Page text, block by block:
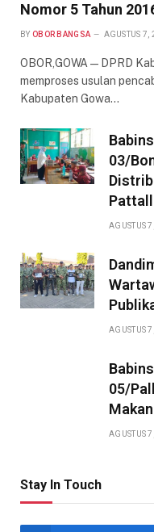
Nomor 5 Tahun
BY OBOR BANGSA AGUSTUS 7,
OBOR,GOWA — DPRD
memproses usulan
Kabupaten Gowa…
03/
AGUSTUS
AGUSTUS
05/
AGUSTUS
Stay In Touch